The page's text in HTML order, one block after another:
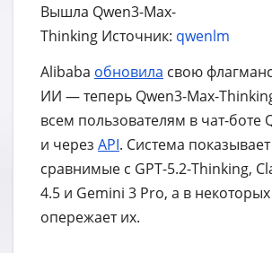
Вышла Qwen3-Max-
Thinking Источник: qwenlm
Alibaba обновила свою
ИИ — теперь Qwen3-Max-
всем пользователям в чат-боте
и через API. Система
сравнимые с GPT-5.2-Thinking,
4.5 и Gemini 3 Pro, а в некоторых
опережает их.